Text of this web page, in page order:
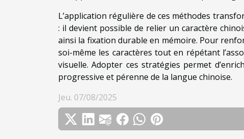
L’application régulière de ces méthodes
: il devient possible de relier un caractère
ainsi la fixation durable en mémoire. Pour
soi-même les caractères tout en répétant
visuelle. Adopter ces stratégies permet
progressive et pérenne de la langue chinoise.
Jeu. 07/08/2025